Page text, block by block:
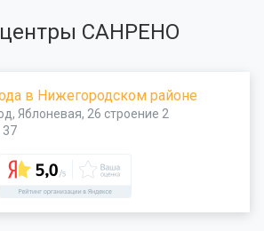
САНРЕНО
в Нижегородском районе
Яблоневая, 26 строение 2
37